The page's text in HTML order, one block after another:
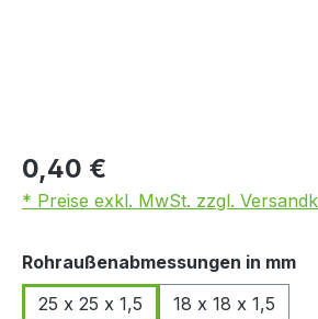
0,40 €
* Preise exkl. MwSt. zzgl.
Rohraußenabmessungen in mm
25 x 25 x 1,5
18 x 18 x 1,5